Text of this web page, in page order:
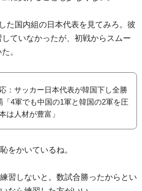
た国内組の日本代表を見てみろ。彼
ていなかったが、初戦からスムー
。
：サッカー日本代表が韓国下し全勝
「4軍でも中国の1軍と韓国の2軍を圧
は人材が豊富」
をかいているね。
習しないと。数試合勝ったからとい